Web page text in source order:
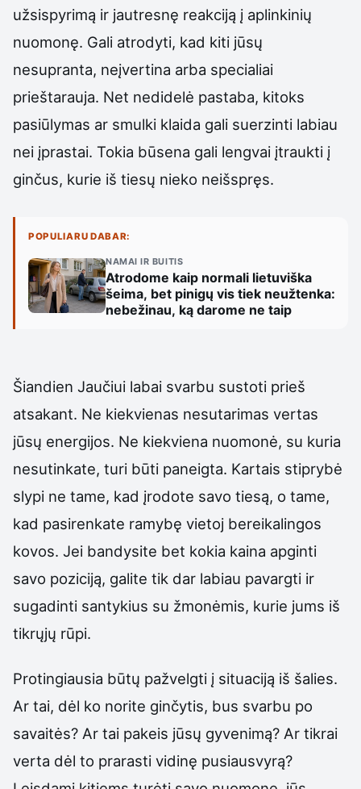
užsispyrimą ir jautresnę reakciją į aplinkinių
nuomonę. Gali atrodyti, kad kiti jūsų
nesupranta, neįvertina arba specialiai
prieštarauja. Net nedidelė pastaba, kitoks
pasiūlymas ar smulki klaida gali suerzinti labiau
nei įprastai. Tokia būsena gali lengvai įtraukti į
ginčus, kurie iš tiesų nieko neišspręs.
POPULIARU DABAR:
NAMAI IR BUITIS
Atrodome kaip normali lietuviška
šeima, bet pinigų vis tiek neužtenka:
nebežinau, ką darome ne taip
Šiandien Jaučiui labai svarbu sustoti prieš
atsakant. Ne kiekvienas nesutarimas vertas
jūsų energijos. Ne kiekviena nuomonė, su kuria
nesutinkate, turi būti paneigta. Kartais stiprybė
slypi ne tame, kad įrodote savo tiesą, o tame,
kad pasirenkate ramybę vietoj bereikalingos
kovos. Jei bandysite bet kokia kaina apginti
savo poziciją, galite tik dar labiau pavargti ir
sugadinti santykius su žmonėmis, kurie jums iš
tikrųjų rūpi.
Protingiausia būtų pažvelgti į situaciją iš šalies.
Ar tai, dėl ko norite ginčytis, bus svarbu po
savaitės? Ar tai pakeis jūsų gyvenimą? Ar tikrai
verta dėl to prarasti vidinę pusiausvyrą?